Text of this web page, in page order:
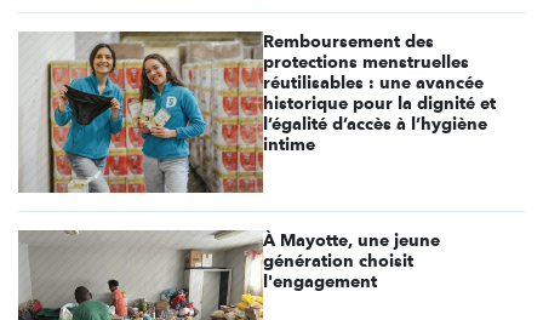
Remboursement des
protections menstruelles
réutilisables : une avancée
historique pour la dignité et
l’égalité d’accès à l’hygiène
intime
À Mayotte, une jeune
génération choisit
l'engagement